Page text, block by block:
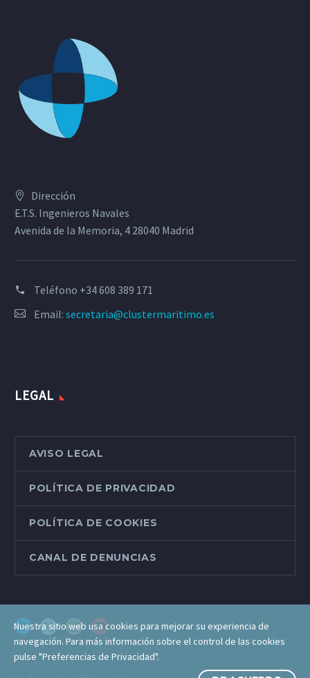
Dirección
E.T.S. Ingenieros Navales
Avenida de la Memoria, 4 28040 Madrid
Teléfono +34 608 389 171
Email: secretaria@clustermaritimo.es
LEGAL
AVISO LEGAL
POLÍTICA DE PRIVACIDAD
POLÍTICA DE COOKIES
CANAL DE DENUNCIAS
Nuestra sitio web usa cookies para mejorar su experiencia de
navegación. Para más información sobre el control de las cookies
pulse "Preferencias de Privacidad".